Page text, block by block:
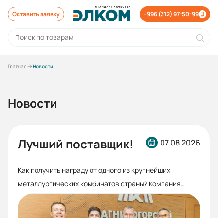
Оставить заявку +996 (312) 97-50-99
Главная Новости
Новости
Лучший поставщик! 07.08.2026
Как получить награду от одного из крупнейших
металлургических комбинатов страны? Компания
«Элком» получила награду «Лучший поставщик 2025
года» от Магнитогорского металлургического